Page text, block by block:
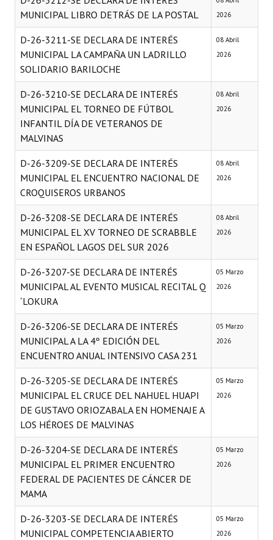
MUNICIPAL LIBRO DETRÁS DE LA POSTAL
2026
D-26-3211-SE DECLARA DE INTERÉS
MUNICIPAL LA CAMPAÑA UN LADRILLO
SOLIDARIO BARILOCHE
08 Abril
2026
D-26-3210-SE DECLARA DE INTERÉS
MUNICIPAL EL TORNEO DE FÚTBOL
INFANTIL DÍA DE VETERANOS DE
MALVINAS
08 Abril
2026
D-26-3209-SE DECLARA DE INTERÉS
MUNICIPAL EL ENCUENTRO NACIONAL DE
CROQUISEROS URBANOS
08 Abril
2026
D-26-3208-SE DECLARA DE INTERÉS
MUNICIPAL EL XV TORNEO DE SCRABBLE
EN ESPAÑOL LAGOS DEL SUR 2026
08 Abril
2026
D-26-3207-SE DECLARA DE INTERÉS
MUNICIPAL AL EVENTO MUSICAL RECITAL Q
´LOKURA
05 Marzo
2026
D-26-3206-SE DECLARA DE INTERÉS
MUNICIPAL A LA 4º EDICIÓN DEL
ENCUENTRO ANUAL INTENSIVO CASA 231
05 Marzo
2026
D-26-3205-SE DECLARA DE INTERÉS
MUNICIPAL EL CRUCE DEL NAHUEL HUAPI
DE GUSTAVO ORIOZABALA EN HOMENAJE A
LOS HÉROES DE MALVINAS
05 Marzo
2026
D-26-3204-SE DECLARA DE INTERÉS
MUNICIPAL EL PRIMER ENCUENTRO
FEDERAL DE PACIENTES DE CÁNCER DE
MAMA
05 Marzo
2026
D-26-3203-SE DECLARA DE INTERÉS
MUNICIPAL COMPETENCIA ABIERTO
05 Marzo
2026